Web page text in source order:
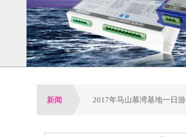
新闻 2017年马山慕湾基地一日游